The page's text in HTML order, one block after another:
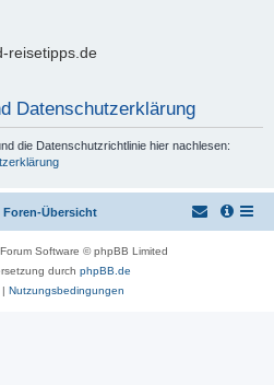
reisetipps.de
Datenschutzerklärung
die Datenschutzrichtlinie hier nachlesen:
Foren-Übersicht
Software © phpBB Limited
durch phpBB.de
Nutzungsbedingungen